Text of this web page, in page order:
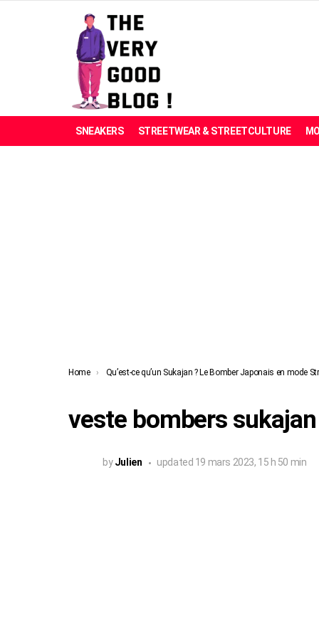
SNEAKERS STREETWEAR & STREETCULTURE
You are here:
Home Qu’est-ce qu’un Sukajan ? Le Bomber Japonais en mode
veste bombers
by Julien updated 19 mars 2023, 15 h 50 min